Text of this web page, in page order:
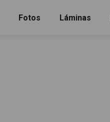
Fotos Láminas